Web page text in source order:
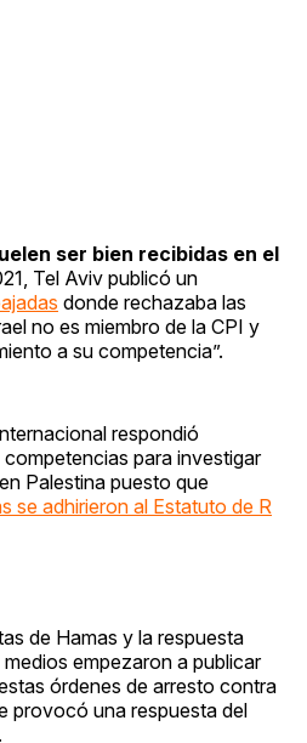
ser bien recibidas en el
Tel Aviv publicó un
donde rechazaba las
no es miembro de la CPI y
a su competencia”.
respondió
para investigar
Palestina puesto que
se adhirieron al Estatuto de R
de Hamas y la respuesta
empezaron a publicar
órdenes de arresto contra
provocó una respuesta del